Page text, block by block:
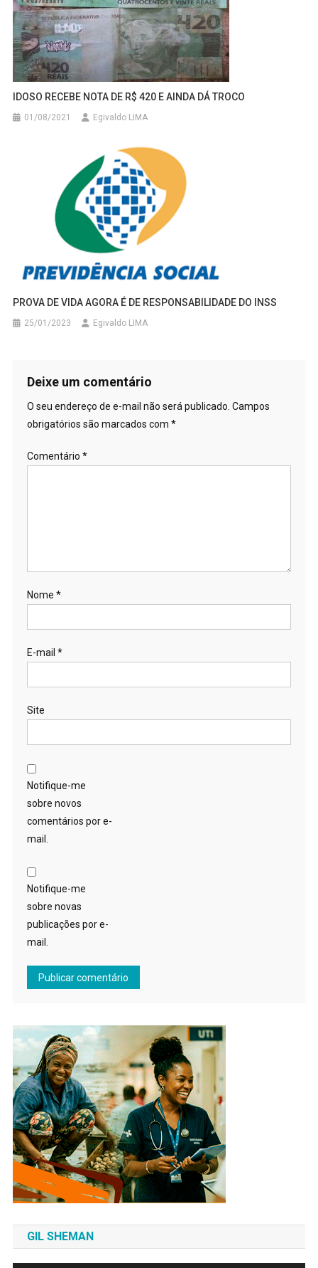
IDOSO RECEBE NOTA DE R$ 420 E AINDA DÁ TROCO
01/08/2021 Egivaldo LIMA
PROVA DE VIDA AGORA É DE RESPONSABILIDADE DO INSS
25/01/2023 Egivaldo LIMA
Deixe um comentário
O seu endereço de e-mail não será publicado. Campos
obrigatórios são marcados com *
Comentário *
Nome *
E-mail *
Site
Notifique-me
sobre novos
comentários por e-
mail.
Notifique-me
sobre novas
publicações por e-
mail.
GIL SHEMAN